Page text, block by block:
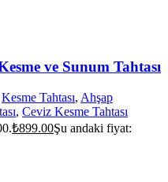
ve Sunum Tahtası
Kesme Tahtası, Ahşap
, Ceviz Kesme Tahtası
₺899.00Şu andaki fiyat: